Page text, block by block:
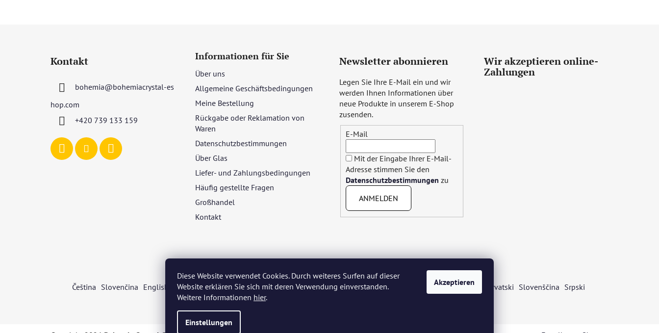
Diese Website verwendet Cookies. Durch weiteres Surfen auf dieser
Website erklären Sie sich mit deren Verwendung einverstanden.
Weitere Informationen hier.
Einstellungen
Akzeptieren
Kontakt
bohemia@bohemiacrystal-es
hop.com
+420 739 133 159
Informationen für Sie
Über uns
Allgemeine Geschäftsbedingungen
Meine Bestellung
Rückgabe oder Reklamation von
Waren
Datenschutzbestimmungen
Über Glas
Liefer- und Zahlungsbedingungen
Häufig gestellte Fragen
Großhandel
Kontakt
Newsletter abonnieren
Legen Sie Ihre E-Mail ein und wir
werden Ihnen Informationen über
neue Produkte in unserem E-Shop
zusenden.
E-Mail
Mit der Eingabe Ihrer E-Mail-
Adresse stimmen Sie den
Datenschutzbestimmungen zu
ANMELDEN
Wir akzeptieren online-
Zahlungen
Čeština Slovenčina English Deutsch Magyar Język polski Română Italiano Español Français Português Български Hrvatski Slovenščina Srpski
Nederlands